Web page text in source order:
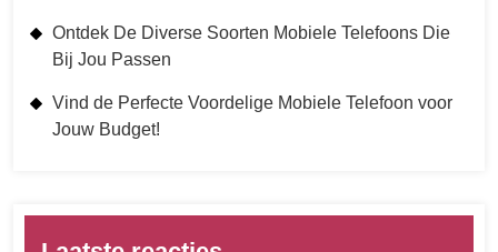
Ontdek De Diverse Soorten Mobiele Telefoons Die
Bij Jou Passen
Vind de Perfecte Voordelige Mobiele Telefoon voor
Jouw Budget!